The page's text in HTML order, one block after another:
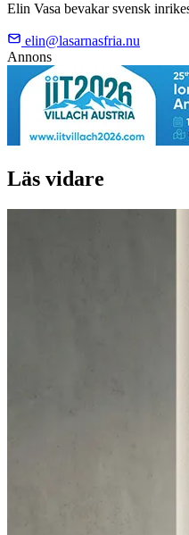
Elin Vasa bevakar svensk
elin@lasarnasfria.nu
Annons
Läs vidare